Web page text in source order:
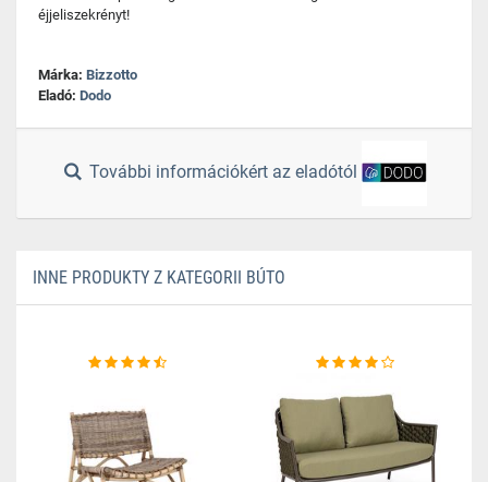
éjjeliszekrényt!
Márka: Bizzotto
Eladó: Dodo
További információkért az eladótól
INNE PRODUKTY Z KATEGORII BÚTO